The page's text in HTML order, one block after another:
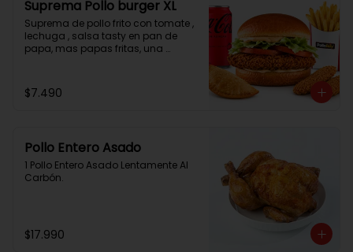
Suprema Pollo burger XL
Suprema de pollo frito con tomate ,
lechuga , salsa tasty en pan de
papa, mas papas fritas, una
$7.490
Pollo Entero Asado
1 Pollo Entero Asado Lentamente Al
Carbón.
$17.990